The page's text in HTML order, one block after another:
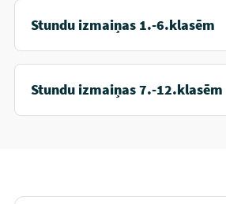
Stundu izmaiņas 1.-6.klasēm
Stundu izmaiņas 7.-12.klasēm